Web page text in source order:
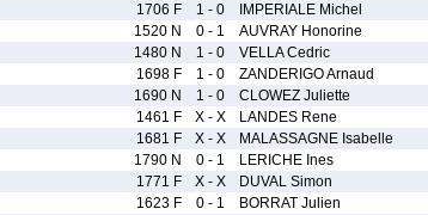
1706 F 1 - 0 IMPERIALE Michel
1520 N 0 - 1 AUVRAY Honorine
1480 N 1 - 0 VELLA Cedric
1698 F 1 - 0 ZANDERIGO Arnaud
1690 N 1 - 0 CLOWEZ Juliette
1461 F X - X LANDES Rene
1681 F X - X MALASSAGNE Isabelle
1790 N 0 - 1 LERICHE Ines
1771 F X - X DUVAL Simon
1623 F 0 - 1 BORRAT Julien